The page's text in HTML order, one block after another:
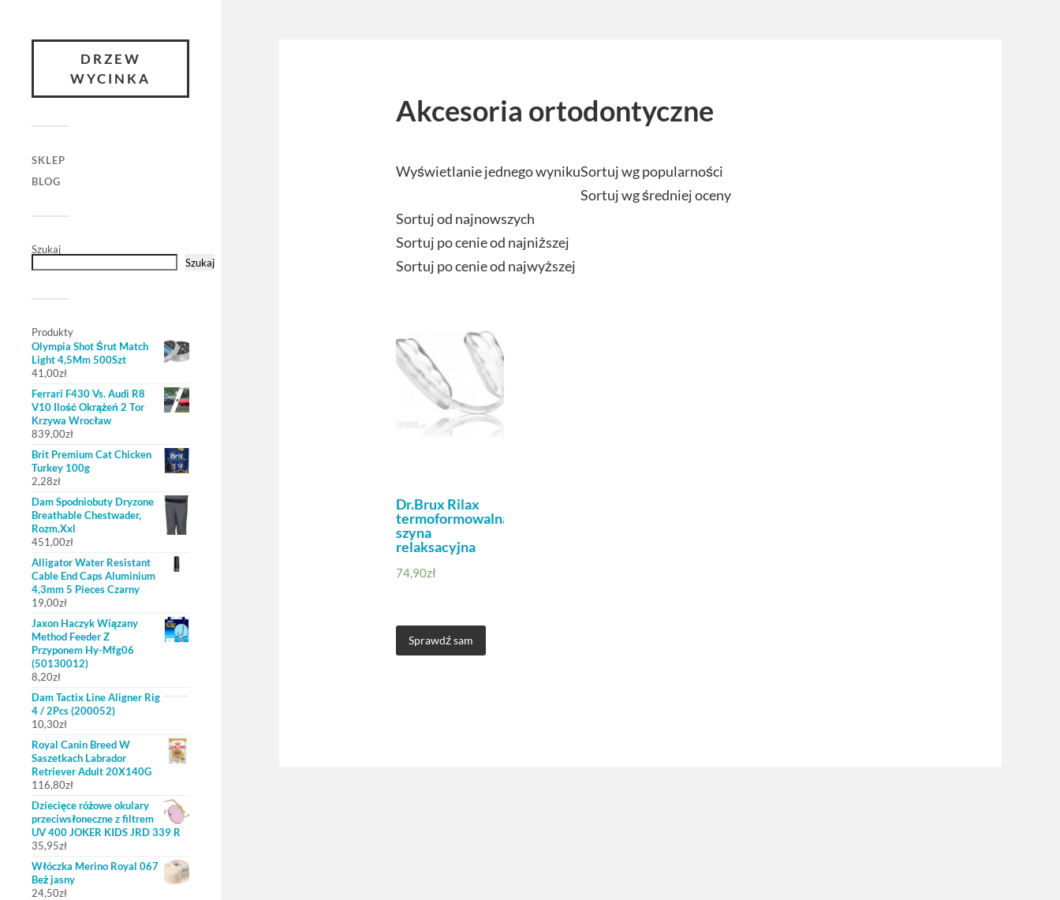
DRZEW
WYCINKA
SKLEP
BLOG
Szukaj
Szukaj
Produkty
Olympia Shot Śrut Match
Light 4,5Mm 500Szt
41,00zł
Ferrari F430 Vs. Audi R8
V10 Ilość Okrążeń 2 Tor
Krzywa Wrocław
839,00zł
Brit Premium Cat Chicken
Turkey 100g
2,28zł
Dam Spodniobuty Dryzone
Breathable Chestwader,
Rozm.Xxl
451,00zł
Alligator Water Resistant
Cable End Caps Aluminium
4,3mm 5 Pieces Czarny
19,00zł
Jaxon Haczyk Wiązany
Method Feeder Z
Przyponem Hy-Mfg06
(50130012)
8,20zł
Dam Tactix Line Aligner Rig
4 / 2Pcs (200052)
10,30zł
Royal Canin Breed W
Saszetkach Labrador
Retriever Adult 20X140G
116,80zł
Dziecięce różowe okulary
przeciwsłoneczne z filtrem
UV 400 JOKER KIDS JRD 339 R
35,95zł
Włóczka Merino Royal 067
Beż jasny
24,50zł
Akcesoria ortodontyczne
Wyświetlanie jednego wynikuSortuj wg popularności
Sortuj wg średniej oceny
Sortuj od najnowszych
Sortuj po cenie od najniższej
Sortuj po cenie od najwyższej
Dr.Brux Rilax
termoformowalna
szyna
relaksacyjna
74,90zł
Sprawdź sam